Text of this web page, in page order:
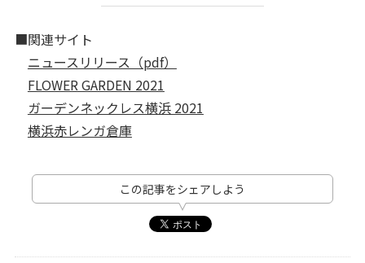
■関連サイト
ニュースリリース（pdf）
FLOWER GARDEN 2021
ガーデンネックレス横浜 2021
横浜赤レンガ倉庫
この記事をシェアしよう